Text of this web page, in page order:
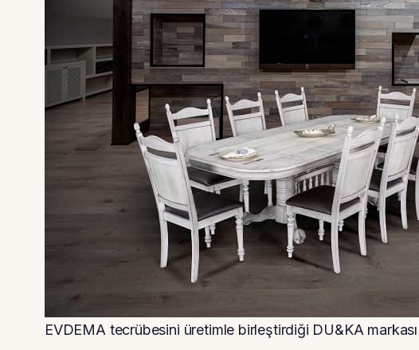
EVDEMA tecrübesini üretimle birleştirdiği DU&KA